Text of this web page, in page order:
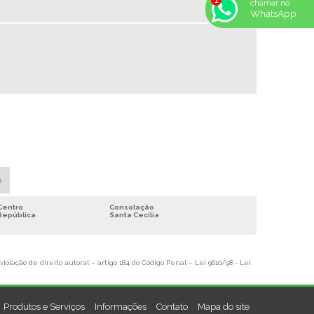
Consolação
Santa Cecília
de direito autoral – artigo 184 do Código Penal – Lei 9610/98 - Lei
Produtos e Serviços Informações Contato Mapa do site
chamar no
WhatsApp